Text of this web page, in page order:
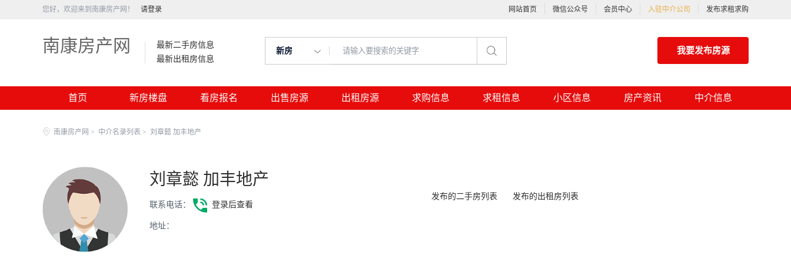
您好，欢迎来到南康房产网！ 请登录 网站首页 微信公众号 会员中心 入驻中介公司 发布求租求购
南康房产网
最新二手房信息
最新出租房信息
新房 我要发布房源
首页 新房楼盘 看房报名 出售房源 出租房源 求购信息 求租信息 小区信息 房产资讯 中介信息
南康房产网 > 中介名录列表 > 刘章懿 加丰地产
刘章懿 加丰地产
联系电话： 登录后查看
地址：
发布的二手房列表 发布的出租房列表